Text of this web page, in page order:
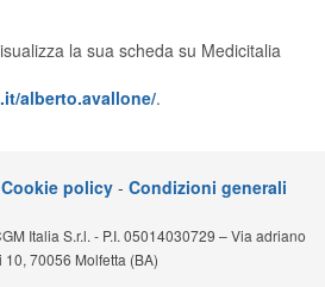
in cloud
la sua scheda su Medicitalia
alberto.avallone/.
Cookie policy - Condizioni generali
Italia S.r.l. - P.I. 05014030729 – Via adriano
10, 70056 Molfetta (BA)